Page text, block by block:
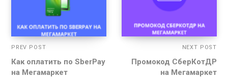
PREV POST
Как оплатить по SberPay
на Мегамаркет
NEXT POST
Промокод СберКотДР
на Мегамаркет